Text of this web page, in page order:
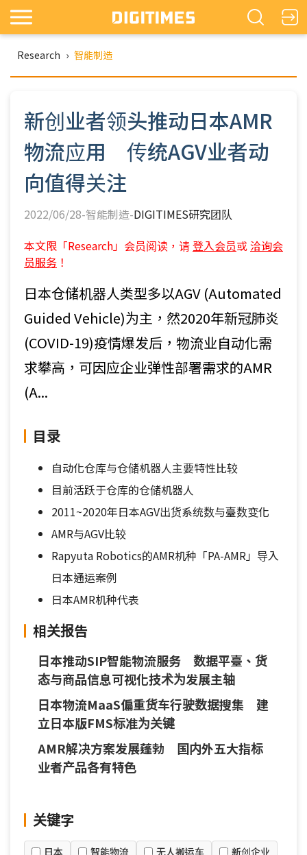
Research › 智能制造
新创业者领头推动日本AMR
物流应用 传统AGV业者动
向值得关注
2022/06/28-智能制造-DIGITIMES研究团队
本文限「Research」会员阅读，请登入会员或 洽询会
员服务 ！
日本仓储机器人类型多以AGV (Automated
Guided Vehicle)为主，然2020年新冠肺炎
(COVID-19)疫情爆发后，物流业自动化需
求攀高，可因应企业弹性部署需求的AMR
(A...
目录
自动化仓库与仓储机器人主要特性比较
目前活跃于仓库的仓储机器人
2011~2020年日本AGV出货系统数与臺数变化
AMR与AGV比较
Rapyuta Robotics的AMR机种「PA-AMR」导入
日本通运案例
日本AMR机种代表
相关报告
日本推动SIP智能物流服务 数据平臺、货
态与商品信息可视化技术为发展主轴
日本物流MaaS偏重货车行驶数据搜集 建
立日本版FMS标准为关键
AMR解决方案发展蓬勃 国内外五大指标
业者产品各有特色
关键字
日本 智能物流 无人搬运车
新创企业